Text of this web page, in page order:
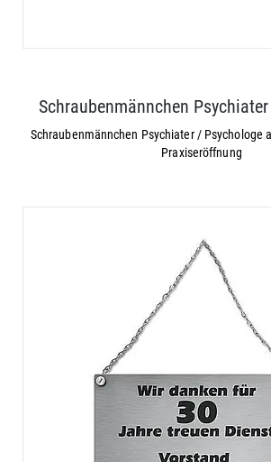
Schraubenmännchen
Schraubenmännchen Psychiater / Psychologe
Praxiseröffnung